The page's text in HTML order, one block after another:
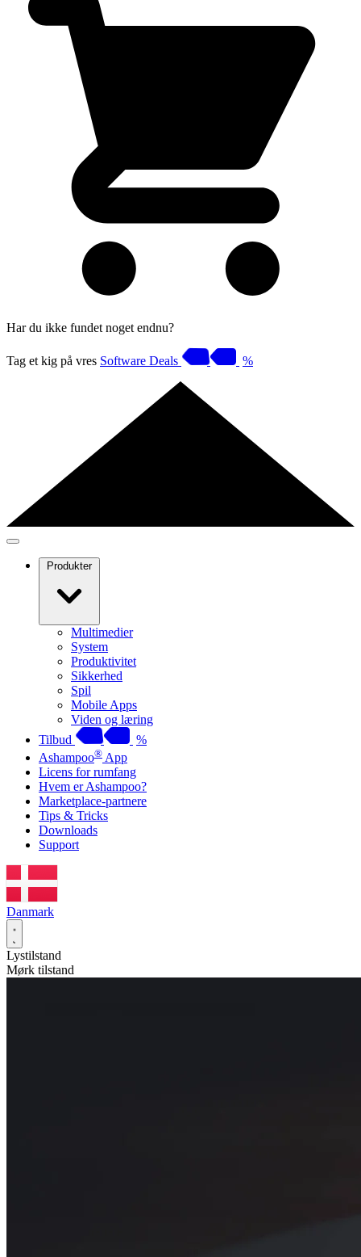
Har du ikke fundet noget endnu?
Tag et kig på vres Software Deals %
Produkter
Multimedier
System
Produktivitet
Sikkerhed
Spil
Mobile Apps
Viden og læring
Tilbud
%
Ashampoo® App
Licens for rumfang
Hvem er Ashampoo?
Marketplace-partnere
Tips & Tricks
Downloads
Support
Danmark
Lystilstand
Mørk tilstand